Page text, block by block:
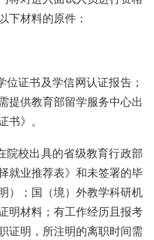
下材料的原件：
位证书及学信网认证报告；
提供教育部留学服务中心出
书》。
院校出具的省级教育行政部
就业推荐表》和未签署的毕
）；国（境）外教学科研机
明材料；有工作经历且报考
证明，所注明的离职时间需